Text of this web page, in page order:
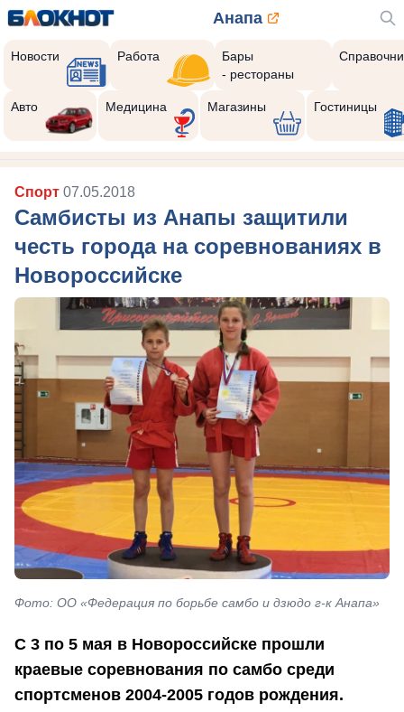
Анапа
Новости Работа
Бары
- рестораны
Авто Медицина Магазины Гостиницы
Спорт 07.05.2018
Самбисты из Анапы защитили
честь города на соревнованиях в
Новороссийске
Фото: ОО «Федерация по борьбе самбо и дзюдо г-к Анапа»
С 3 по 5 мая в Новороссийске прошли
краевые соревнования по самбо среди
спортсменов 2004-2005 годов рождения.